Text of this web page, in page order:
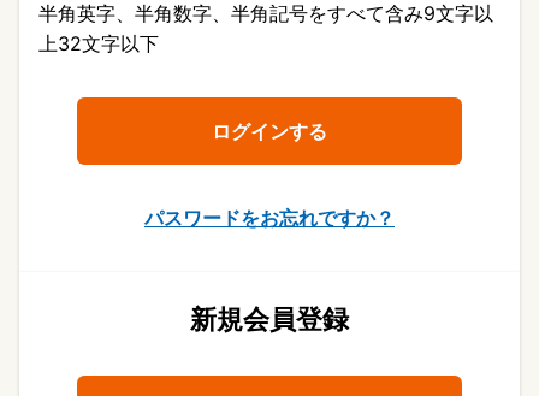
半角英字、半角数字、半角記号をすべて含み9文字以
上32文字以下
パスワードをお忘れですか？
新規会員登録